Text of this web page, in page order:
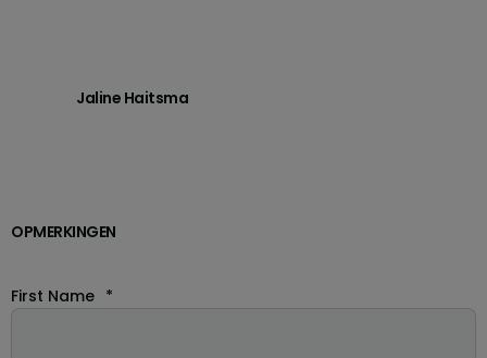
Jaline Haitsma
OPMERKINGEN
First Name *